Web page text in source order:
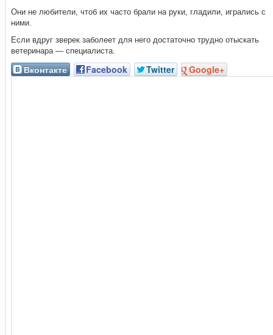
Они не любители, чтоб их часто брали на руки, гладили, игрались с
ними.
Если вдруг зверек заболеет для него достаточно трудно отыскать
ветеринара — специалиста.
Вконтакте Facebook Twitter Google+